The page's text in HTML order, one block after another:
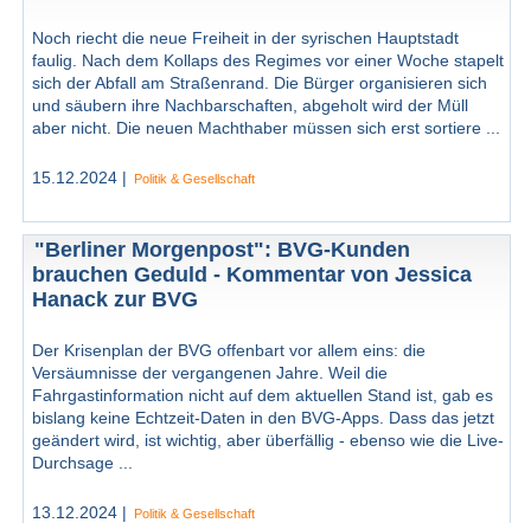
Noch riecht die neue Freiheit in der syrischen Hauptstadt
faulig. Nach dem Kollaps des Regimes vor einer Woche stapelt
sich der Abfall am Straßenrand. Die Bürger organisieren sich
und säubern ihre Nachbarschaften, abgeholt wird der Müll
aber nicht. Die neuen Machthaber müssen sich erst sortiere ...
15.12.2024 | Politik & Gesellschaft
"Berliner Morgenpost": BVG-Kunden
brauchen Geduld - Kommentar von Jessica
Hanack zur BVG
Der Krisenplan der BVG offenbart vor allem eins: die
Versäumnisse der vergangenen Jahre. Weil die
Fahrgastinformation nicht auf dem aktuellen Stand ist, gab es
bislang keine Echtzeit-Daten in den BVG-Apps. Dass das jetzt
geändert wird, ist wichtig, aber überfällig - ebenso wie die Live-
Durchsage ...
13.12.2024 | Politik & Gesellschaft